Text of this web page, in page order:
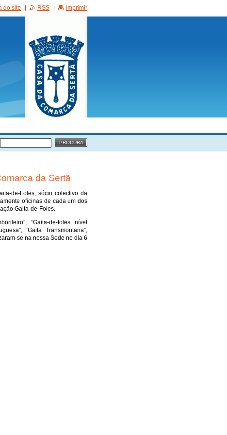
da Sertã
de-Foles, sócio colectivo da
oficinas de cada um dos
Gaita-de-Foles.
“Gaita-de-foles nível
“Gaita Transmontana”,
se na nossa Sede no dia 6
do site RSS Imprimir